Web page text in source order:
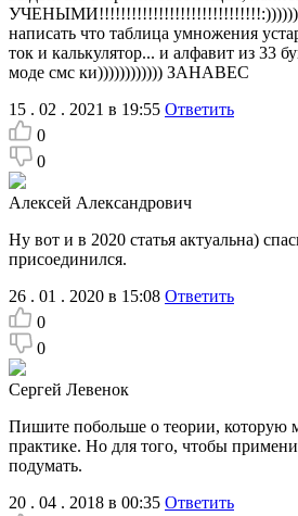
написать что таблица умножения
ток и калькулятор... и алфавит из 33
моде смс ки)))))))))))) ЗАНАВЕС
15 . 02 . 2021 в 19:55 Ответить
0
0
Алексей Александрович
Ну вот и в 2020 статья актуальна)
присоединился.
26 . 01 . 2020 в 15:08 Ответить
0
0
Сергей Левенок
Пишите побольше о теории, которую
практике. Но для того, чтобы
подумать.
20 . 04 . 2018 в 00:35 Ответить